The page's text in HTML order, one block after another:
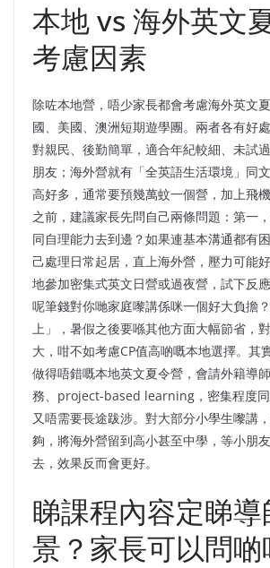
本地 vs 海外英文
考慮因素
除咗本地營，唔少家長都會考慮海外英文
國、美國、澳洲短期遊學團。兩者各有好
對親民、後勤簡單，適合年紀較細、未試
朋友；海外營就有「全英語生活環境」同
高好多，通常要預幾萬蚊一個營，加上飛
之前，建議家長先問自己兩條問題：第一
同自理能力去到邊？如果連基本溝通都有
己處理日常起居，直上海外營，壓力可能
地參加密集式英文日營或過夜營，試下反
呢筆錢對你哋家庭嚟講係咪一個好大負擔
上」，暑假之後要喺其他方面大幅節省，
大，咁不如考慮CP值高啲嘅本地選擇。其
做得唔錯嘅本地英文夏令營，會請外籍導
務、project-based learning，密集程度同
又唔需要長途跋涉。對大部分小學生嚟講
夠，將海外營留到高小甚至中學，等小朋
去，效果反而會更好。
睇課程內容定睇導
景？家長可以問啲